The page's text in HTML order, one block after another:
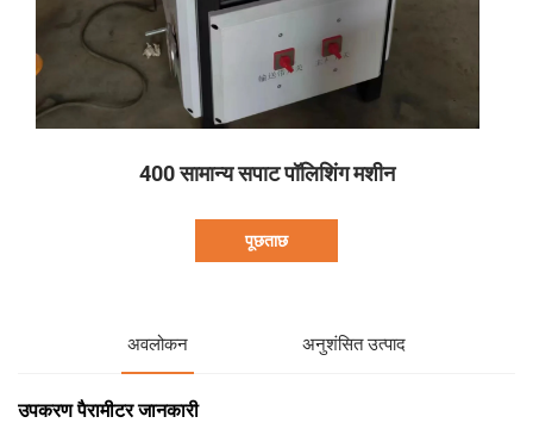
400 सामान्य सपाट पॉलिशिंग मशीन
पूछताछ
अवलोकन अनुशंसित उत्पाद
उपकरण पैरामीटर जानकारी